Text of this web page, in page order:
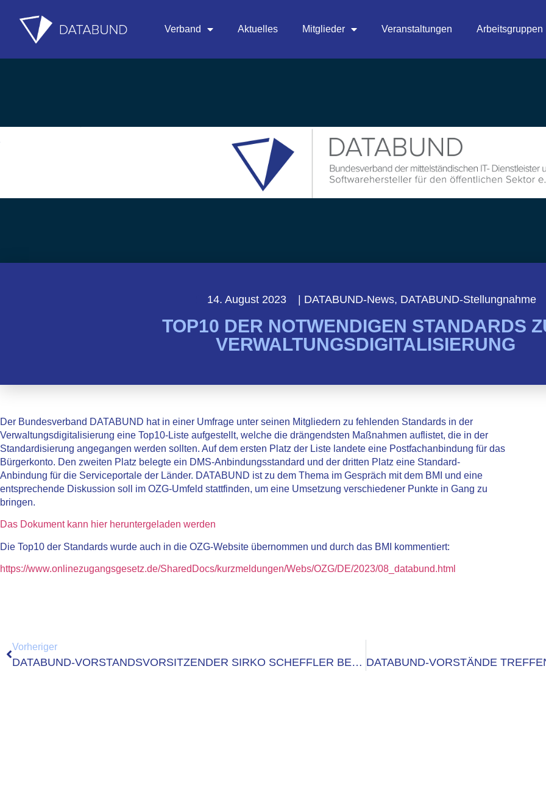
Verband Aktuelles Mitglieder Veranstaltungen Arbeitsgruppen
14. August 2023 DATABUND-News, DATABUND-Stellungnahme
TOP10 DER NOTWENDIGEN STANDARDS
VERWALTUNGSDIGITALISIERUNG
Der Bundesverband DATABUND hat in einer Umfrage unter seinen Mitgliedern zu fehlenden Standards in der
Verwaltungsdigitalisierung eine Top10-Liste aufgestellt, welche die drängendsten Maßnahmen auflistet, die in der
Standardisierung angegangen werden sollten. Auf dem ersten Platz der Liste landete eine Postfachanbindung für das
Bürgerkonto. Den zweiten Platz belegte ein DMS-Anbindungsstandard und der dritten Platz eine Standard-
Anbindung für die Serviceportale der Länder. DATABUND ist zu dem Thema im Gespräch mit dem BMI und eine
entsprechende Diskussion soll im OZG-Umfeld stattfinden, um eine Umsetzung verschiedener Punkte in Gang zu
bringen.
Das Dokument kann hier heruntergeladen werden
Die Top10 der Standards wurde auch in die OZG-Website übernommen und durch das BMI kommentiert:
https://www.onlinezugangsgesetz.de/SharedDocs/kurzmeldungen/Webs/OZG/DE/2023/08_databund.html
Vorheriger
DATABUND-VORSTANDSVORSITZENDER SIRKO SCHEFFLER BESUCHT PROSOZ GMBH